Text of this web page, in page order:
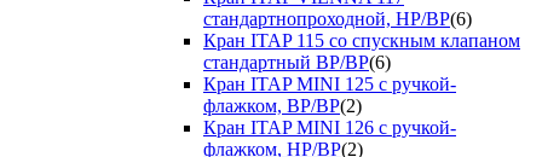
стандартнопроходной, НР/ВР(6)
Кран ITAP 115 со спускным клапаном
стандартный ВР/ВР(6)
Кран ITAP MINI 125 с ручкой-
флажком, ВР/ВР(2)
Кран ITAP MINI 126 с ручкой-
флажком, НР/ВР(2)